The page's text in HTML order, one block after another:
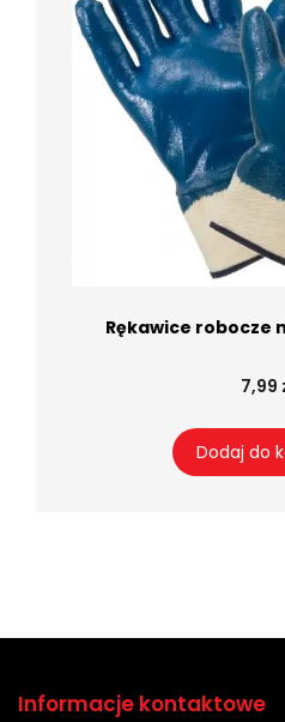
Rękawice robocze
7,99
Dodaj do
Informacje kontaktowe